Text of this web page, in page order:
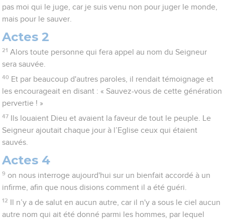
pas moi qui le juge, car je suis venu non pour juger le monde,
mais pour le sauver.
Actes 2
21 Alors toute personne qui fera appel au nom du Seigneur
sera sauvée.
40 Et par beaucoup d'autres paroles, il rendait témoignage et
les encourageait en disant : « Sauvez-vous de cette génération
pervertie ! »
47
Ils louaient Dieu et avaient la faveur de tout le peuple. Le
Seigneur ajoutait chaque jour à l’Eglise ceux qui étaient
sauvés.
Actes 4
9 on nous interroge aujourd'hui sur un bienfait accordé à un
infirme, afin que nous disions comment il a été guéri.
12
Il n’y a de salut en aucun autre, car il n'y a sous le ciel aucun
autre nom qui ait été donné parmi les hommes, par lequel